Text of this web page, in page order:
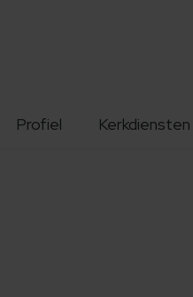
Profiel Kerkdiensten